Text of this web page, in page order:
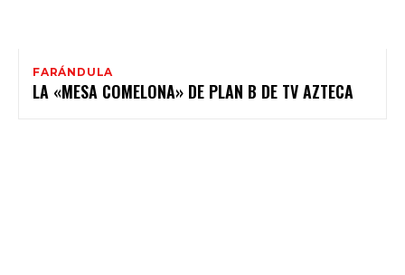
FARÁNDULA
LA «MESA COMELONA» DE PLAN B DE TV AZTECA